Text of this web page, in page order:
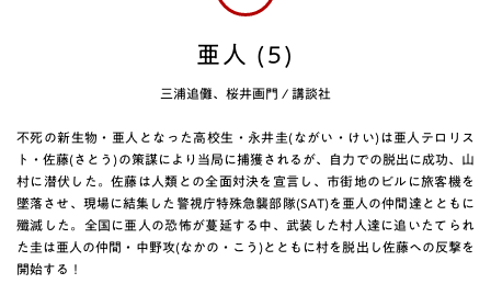
亜人 (5)
三浦追儺、桜井画門 / 講談社
不死の新生物・亜人となった高校生・永井圭(ながい・けい)は亜人テロリス
ト・佐藤(さとう)の策謀により当局に捕獲されるが、自力での脱出に成功、山
村に潜伏した。佐藤は人類との全面対決を宣言し、市街地のビルに旅客機を
墜落させ、現場に結集した警視庁特殊急襲部隊(SAT)を亜人の仲間達とともに
殲滅した。全国に亜人の恐怖が蔓延する中、武装した村人達に追いたてられ
た圭は亜人の仲間・中野攻(なかの・こう)とともに村を脱出し佐藤への反撃を
開始する！